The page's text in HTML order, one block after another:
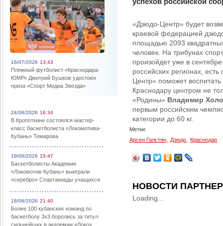
16/07/2026 13:43
Пляжный футболист «Краснодара-
ЮМР» Дмитрий Бушков удостоен
приза «Спорт Медиа Звезда»
24/06/2026 16:34
В Кропоткине состоялся мастер-
класс баскетболиста «Локомотива-
Кубань» Темирова
19/06/2026 15:47
Баскетболисты Академии
«Локомотив-Кубань» выиграли
«серебро» Спартакиады учащихся
18/06/2026 21:40
Более 100 кубанских команд по
баскетболу 3х3 боролись за титул
сильнейших в академии «Локо»
«Дзюдо-Центр» будет
краевой федерацией
площадью 2093
человек. На трибунах
произойдет уже в
российских регионах,
Центр» поможет
Краснодару центром не
«Родины» Владимир
первым российским
категории до 60 кг.
Метки:
Арсен Галстян
Дзюдо Краснодар
НОВОСТИ
Loading...